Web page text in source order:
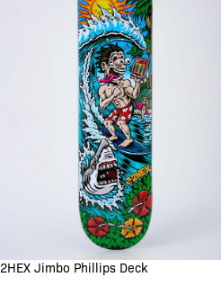
8.00" 8.25"
2HEX Jimbo Phillips Deck